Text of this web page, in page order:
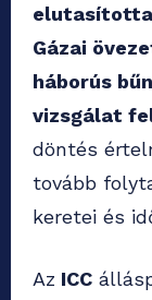
Gázai
háborús
vizsgálat
döntés
tovább
keretei és
Az ICC